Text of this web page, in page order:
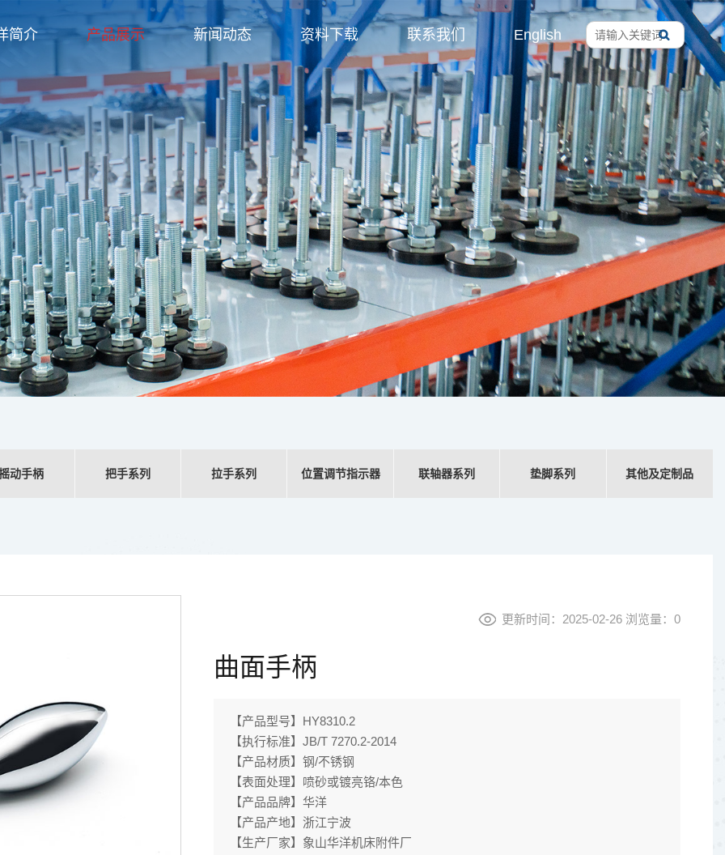
简介 产品展示 新闻动态 资料下载 联系我们 English
动手柄 把手系列 拉手系列 位置调节指示器 联轴器系列 垫脚系列 其他及定制品
更新时间：2025-02-26 浏览量： 0
曲面手柄
【产品型号】HY8310.2
【执行标准】JB/T 7270.2-2014
【产品材质】钢/不锈钢
【表面处理】喷砂或镀亮铬/本色
【产品品牌】华洋
【产品产地】浙江宁波
【生产厂家】象山华洋机床附件厂